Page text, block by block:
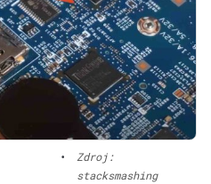
•
Zdroj:
stacksmashing